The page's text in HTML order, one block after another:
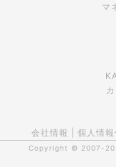
マ
会社情報 個人情
Copyright © 2007-